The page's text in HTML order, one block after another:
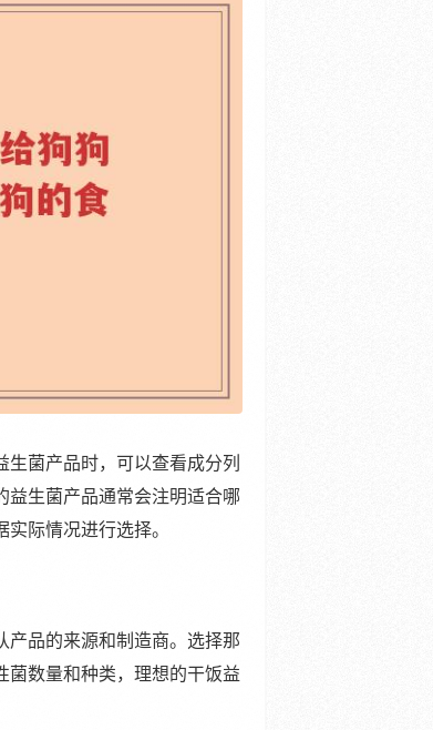
生菌产品时，可以查看成分列
生菌产品通常会注明适合哪
际情况进行选择。
产品的来源和制造商。选择那
数量和种类，理想的干饭益